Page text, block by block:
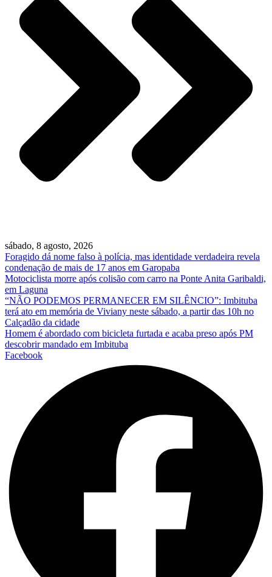
sábado, 8 agosto, 2026
Foragido dá nome falso à polícia, mas identidade verdadeira revela
condenação de mais de 17 anos em Garopaba
Motociclista morre após colisão com carro na Ponte Anita Garibaldi,
em Laguna
“NÃO PODEMOS PERMANECER EM SILÊNCIO”: Imbituba
terá ato em memória de Viviany neste sábado, a partir das 10h no
Calçadão da cidade
Homem é abordado com bicicleta furtada e acaba preso após PM
descobrir mandado em Imbituba
Facebook